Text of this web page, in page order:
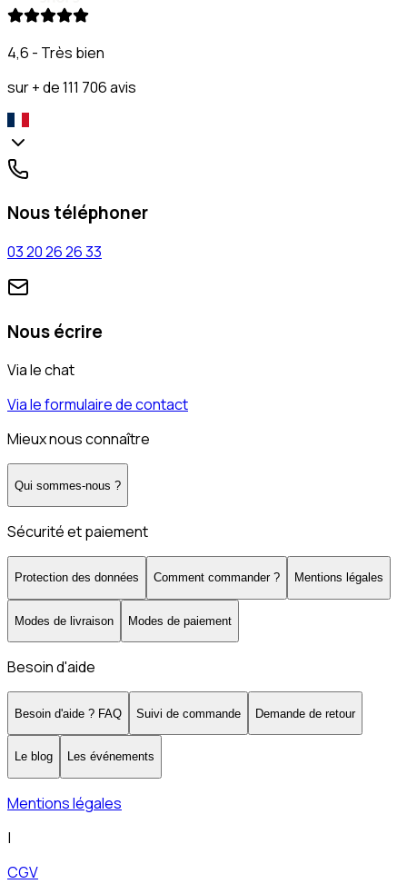
4,6 - Très bien
sur + de 111 706 avis
Nous téléphoner
03 20 26 26 33
Nous écrire
Via le chat
Via le formulaire de contact
Mieux nous connaître
Qui sommes-nous ?
Sécurité et paiement
Protection des données Comment commander ? Mentions légales
Modes de livraison Modes de paiement
Besoin d'aide
Besoin d'aide ? FAQ Suivi de commande Demande de retour
Le blog Les événements
Mentions légales
|
CGV